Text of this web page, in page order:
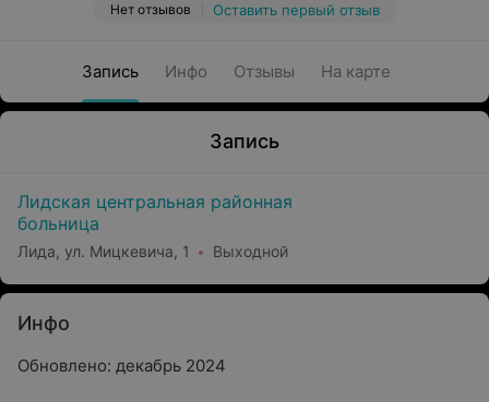
Нет отзывов Оставить первый отзыв
Запись Инфо Отзывы На карте
Запись
Лидская центральная районная
больница
Лида, ул. Мицкевича, 1 Выходной
Инфо
Обновлено: декабрь 2024